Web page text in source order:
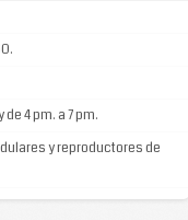
4 pm. a 7 pm.
y reproductores de